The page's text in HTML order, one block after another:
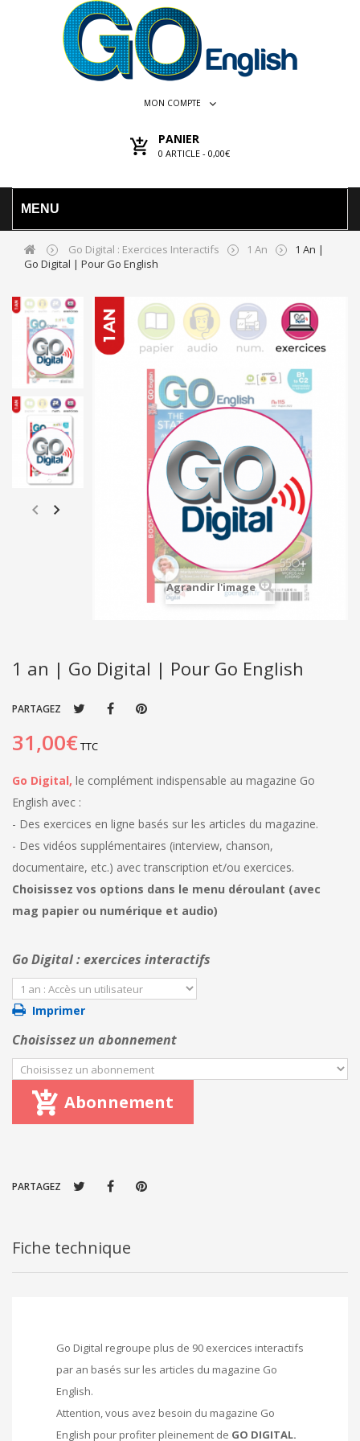
MON COMPTE
PANIER
0 ARTICLE - 0,00€
MENU
Go Digital : Exercices Interactifs 1 An
1 An |
Go Digital | Pour Go English
Agrandir l'image
1 an | Go Digital | Pour Go English
PARTAGEZ
31,00€TTC
Go Digital, le complément indispensable au magazine Go
English avec :
- Des exercices en ligne basés sur les articles du magazine.
- Des vidéos supplémentaires (interview, chanson,
documentaire, etc.) avec transcription et/ou exercices.
Choisissez vos options dans le menu déroulant (avec
mag papier ou numérique et audio)
Go Digital : exercices interactifs
Imprimer
Choisissez un abonnement
Abonnement
PARTAGEZ
Fiche technique
Go Digital regroupe plus de 90 exercices interactifs
par an basés sur les articles du magazine Go
English.
Attention, vous avez besoin du magazine Go
English pour profiter pleinement de GO DIGITAL.